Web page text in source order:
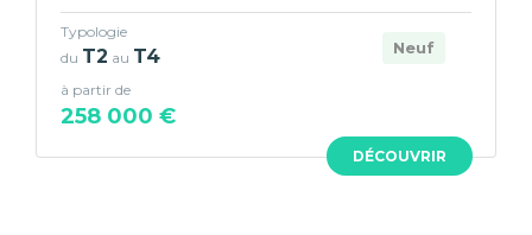
DÉCOUVRIR
Neuf
Typologie
du T2 au T4
à partir de
258 000 €